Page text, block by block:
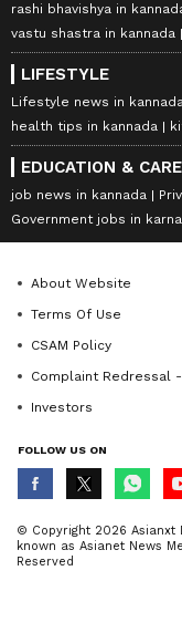
rashi bhavishya in
vastu shastra in kannada
LIFESTYLE
Lifestyle news in kannada
health tips in kannada
EDUCATION &
job news in kannada
Government jobs in
About Website
Terms Of Use
CSAM Policy
Complaint Redressal
Investors
FOLLOW US ON
© Copyright 2026 Asianxt
known as Asianet News
Reserved